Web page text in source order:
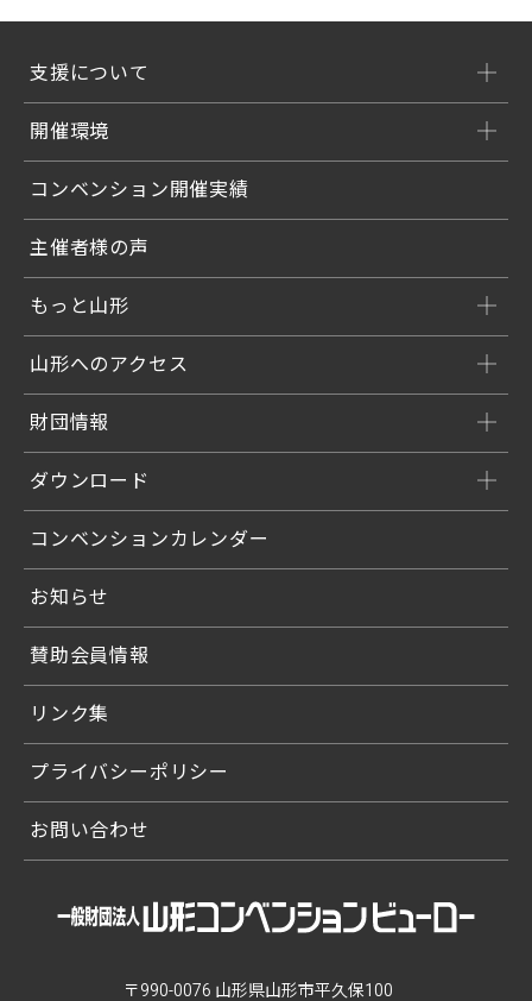
支援について
開催環境
コンベンション開催実績
主催者様の声
もっと山形
山形へのアクセス
財団情報
ダウンロード
コンベンションカレンダー
お知らせ
賛助会員情報
リンク集
プライバシーポリシー
お問い合わせ
〒990-0076 山形県山形市平久保100